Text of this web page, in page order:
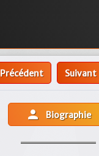
Précédent Suivant
person Biographie